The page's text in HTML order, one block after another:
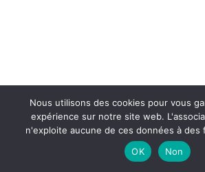
Neve| Propulsé parWordPress
L’association Ludothèque
Nous utilisons des cookies pour vous
expérience sur notre site web.
n'exploite aucune de ces données à des
OK
Non